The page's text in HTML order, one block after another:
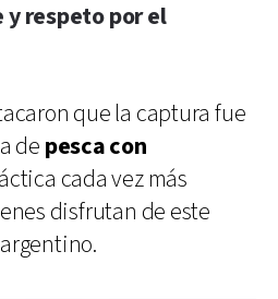
y respeto por el
que la captura fue
de pesca con
cada vez más
disfrutan de este